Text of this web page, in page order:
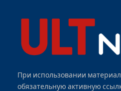
При использовании
обязательную активную